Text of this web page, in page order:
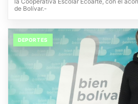
de Bolívar.-
DEPORTES